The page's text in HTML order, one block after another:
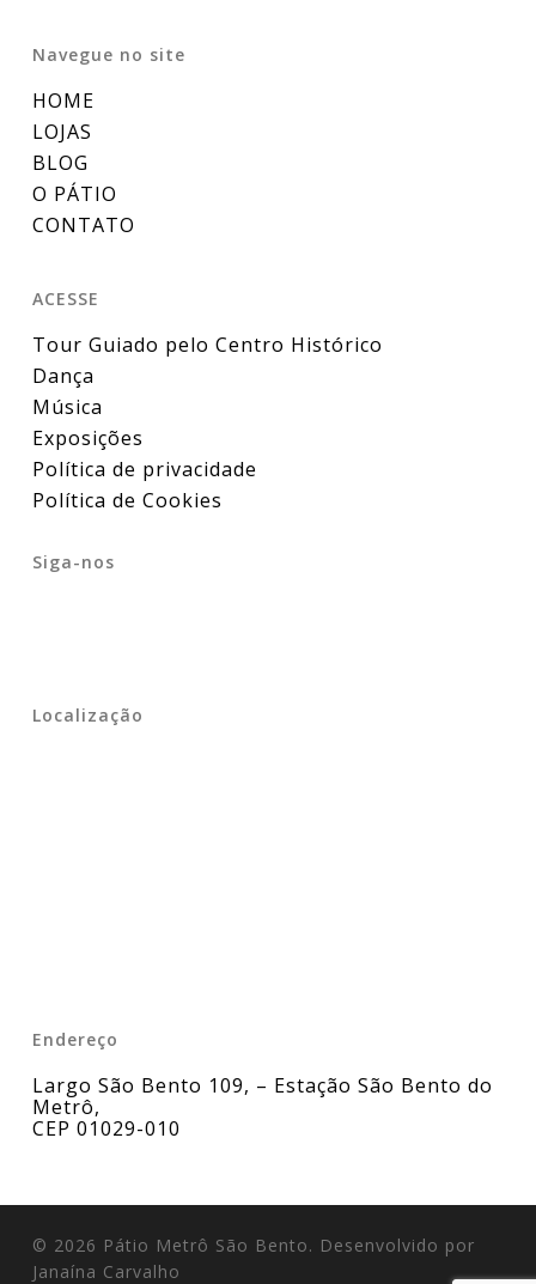
Navegue no site
HOME
LOJAS
BLOG
O PÁTIO
CONTATO
ACESSE
Tour Guiado pelo Centro Histórico
Dança
Música
Exposições
Política de privacidade
Política de Cookies
Siga-nos
Localização
Endereço
Largo São Bento 109, – Estação São Bento do
Metrô,
CEP 01029-010
© 2026 Pátio Metrô São Bento. Desenvolvido por
Janaína Carvalho